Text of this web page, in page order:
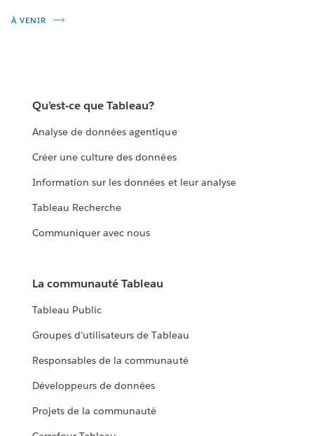
À VENIR
Qu’est-ce que Tableau?
Analyse de données agentique
Créer une culture des données
Information sur les données et leur analyse
Tableau Recherche
Communiquer avec nous
La communauté Tableau
Tableau Public
Groupes d’utilisateurs de Tableau
Responsables de la communauté
Développeurs de données
Projets de la communauté